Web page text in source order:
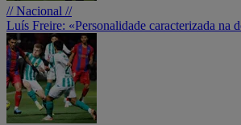
// Nacional //
Luís Freire: «Personalidade caracterizada na